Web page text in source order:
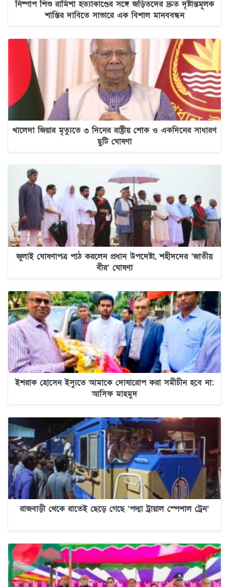
নিষ্পাপ শিশু রামিশা হত্যাকাণ্ডের সঙ্গে জড়িতদের দ্রুত দৃষ্টান্তমূলক
শাস্তির দাবিতে সাভারে এক বিশাল মানববন্ধন
খালেদা জিয়ার মৃত্যুতে ৩ দিনের রাষ্ট্রীয় শোক ও একদিনের সাধারণ
ছুটি ঘোষণা
জুলাই ঘোষণাপত্র পাঠ করলেন প্রধান উপদেষ্টা, শহীদদের ‘জাতীয়
বীর’ ঘোষণা
ইশরাক হোসেন ইস্যুতে আমাকে দোষারোপ করা সমীচীন হবে না:
আসিফ মাহমুদ
রাজবাড়ী থেকে রাতেই ছেড়ে গেছে ‘পদ্মা ট্রায়াল স্পেশাল ট্রেন’